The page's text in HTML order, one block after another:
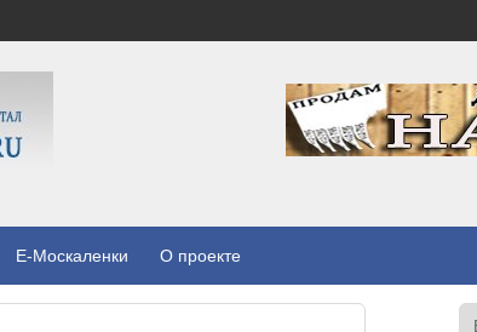
E-Москаленки О проекте